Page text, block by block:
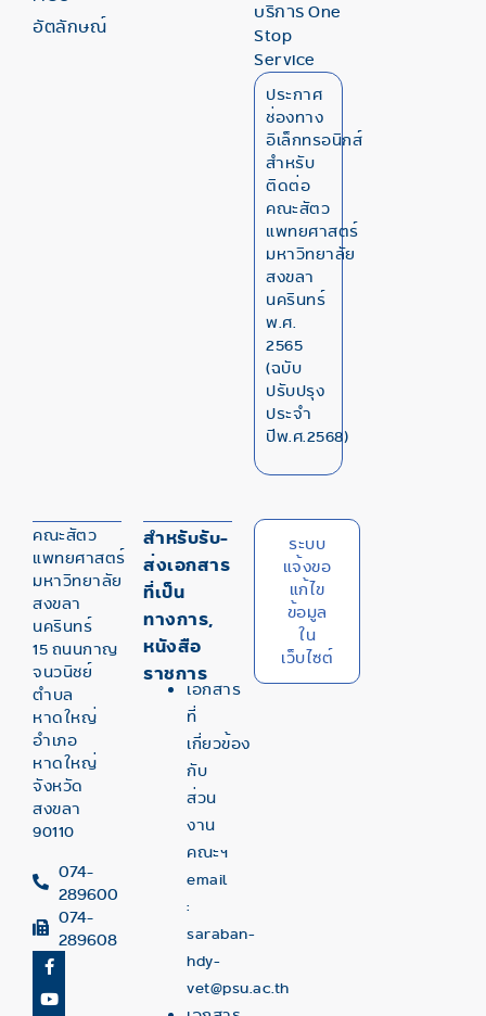
อัตลักษณ์
บริการ One
Stop
Service
ประกาศ
ช่องทาง
อิเล็กทรอนิกส์
สำหรับ
ติดต่อ
คณะสัตว
แพทยศาสตร์
มหาวิทยาลัย
สงขลา
นครินทร์
พ.ศ.
2565
(ฉบับ
ปรับปรุง
ประจำ
ปีพ.ศ.2568)
คณะสัตว
แพทยศาสตร์
มหาวิทยาลัย
สงขลา
นครินทร์
15 ถนนกาญ
จนวนิชย์
ตำบล
หาดใหญ่
อำเภอ
หาดใหญ่
จังหวัด
สงขลา
90110
074-
289600
074-
289608
สำหรับรับ-
ส่งเอกสาร
ที่เป็น
ทางการ,
หนังสือ
ราชการ
เอกสาร
ที่
เกี่ยวข้อง
กับ
ส่วน
งาน
คณะฯ
email
:
saraban-
hdy-
vet@psu.ac.th
ระบบ
แจ้งขอ
แก้ไข
ข้อมูล
ใน
เว็บไซต์